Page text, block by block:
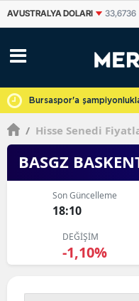
KANADA DOLARI 34,2300
Bursaspor'a
/ Hisse Senedi
BASGZ
Son Güncelleme
18:10
DEĞİŞİM
-1,10%